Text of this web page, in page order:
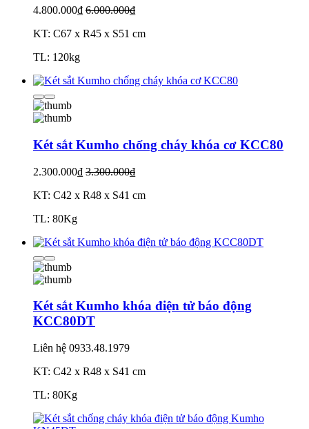
4.800.000₫ 6.000.000₫
KT: C67 x R45 x S51 cm
TL: 120kg
Két sắt Kumho chống cháy khóa cơ KCC80
2.300.000₫ 3.300.000₫
KT: C42 x R48 x S41 cm
TL: 80Kg
Két sắt Kumho khóa điện tử báo động
KCC80DT
Liên hệ 0933.48.1979
KT: C42 x R48 x S41 cm
TL: 80Kg